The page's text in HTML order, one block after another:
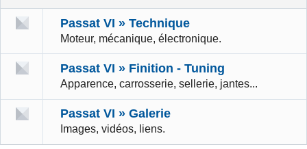
Passat VI » Technique
Moteur, mécanique, électronique.
Passat VI » Finition - Tuning
Apparence, carrosserie, sellerie, jantes...
Passat VI » Galerie
Images, vidéos, liens.